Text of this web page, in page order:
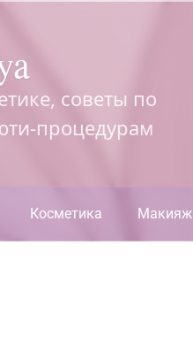
советы по
процедурам
Косметика Макияж